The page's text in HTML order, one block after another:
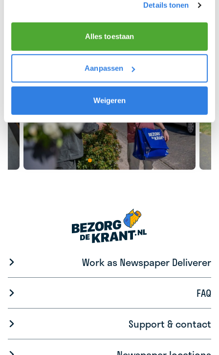
Details tonen
Alles toestaan
Aanpassen
Weigeren
Work as Newspaper Deliverer
FAQ
Support & contact